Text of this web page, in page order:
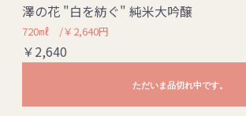
澤の花 "白を紡ぐ" 純米大吟醸
720㎖ /￥2,640円
￥2,640
ただいま品切れ中です。